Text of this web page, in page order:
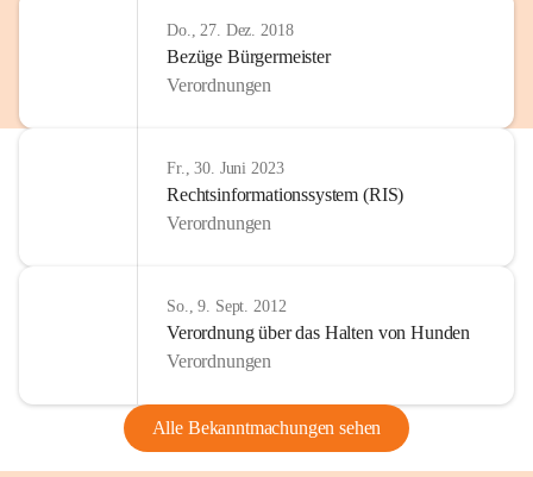
Do., 27. Dez. 2018
Bezüge Bürgermeister
Verordnungen
Fr., 30. Juni 2023
Rechtsinformationssystem (RIS)
Verordnungen
So., 9. Sept. 2012
Verordnung über das Halten von Hunden
Verordnungen
Alle Bekanntmachungen sehen